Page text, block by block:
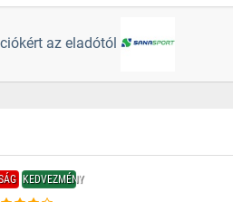
az eladótól
KEDVEZMÉNY